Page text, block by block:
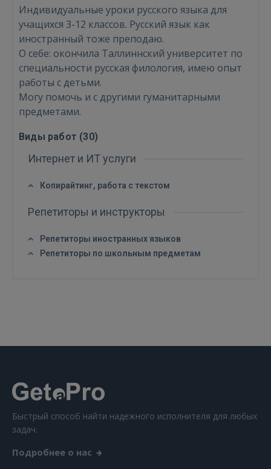
 Sign in with Apple
Индивидуальные уроки русского языка для
учащихся 3-12 классов. Русский язык как
иностранный тоже преподаю.
О себе: окончила Таллиннский университет по
специальности русская филология, имею опыт
работы с детьми.
Могу помочь и с другими гуманитарными
предметами.
Виды работ (30)
Интернет и ИТ услуги
Копирайтинг, работа с текстом
Репетиторы и инструкторы
Репетиторы иностранных языков
Репетиторы по школьным предметам
Быстрый способ найти надежного исполнителя для любых
задач.
Подробнее о нас